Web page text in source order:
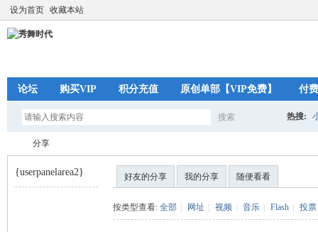
设为首页 收藏本站
论坛 购买VIP 积分充值 原创单部【VIP免费】 付
搜索 热搜:
分享
{userpanelarea2} 好友的分享 我的分享 随便看看
按类型查看: 全部 网址 视频 音乐 Flash 投票